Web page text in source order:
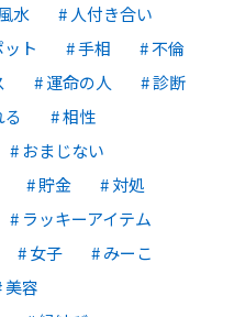
水
人付き合い
ト 手相
不倫
運命の人
診断
る
相性
おまじない
貯金
対処
ラッキーアイテム
女子
みーこ
美容